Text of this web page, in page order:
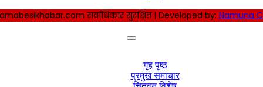
सर्वाधिकार सुरक्षित | Developed by: Namuna
गृह पृष्ठ
प्रमुख समाचार